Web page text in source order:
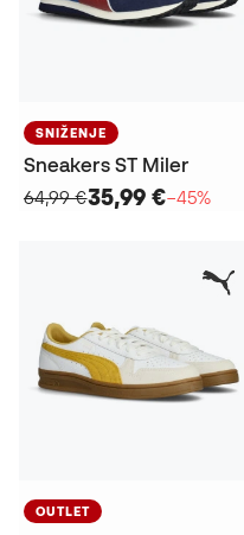
SNIŽENJE
Sneakers ST Miler
64,99 €35,99 €−45%
OUTLET